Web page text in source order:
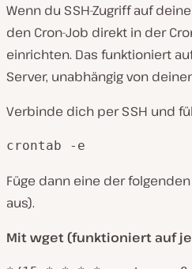
Wenn du SSH-Zugriff auf
den Cron-Job direkt in der
einrichten. Das funktioniert
Server, unabhängig von
Verbinde dich per SSH und
crontab -e
Füge dann eine der
aus).
Mit wget (funktioniert auf